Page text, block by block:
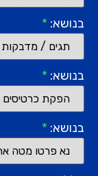
בנושא: *
בנושא: *
בנושא: *